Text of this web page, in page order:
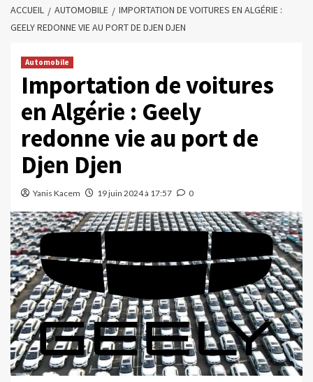
ACCUEIL AUTOMOBILE
IMPORTATION DE VOITURES EN ALGÉRIE :
GEELY REDONNE VIE AU PORT DE DJEN DJEN
Automobile
Importation de voitures
en Algérie : Geely
redonne vie au port de
Djen Djen
Yanis Kacem 19 juin 2024 à 17:57 0